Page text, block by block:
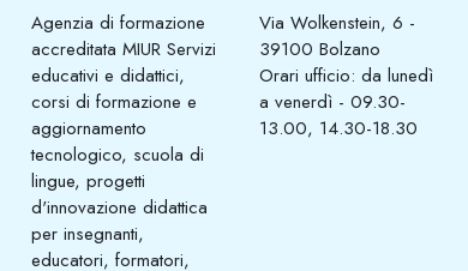
Agenzia di formazione
accreditata MIUR Servizi
educativi e didattici,
corsi di formazione e
aggiornamento
tecnologico, scuola di
lingue, progetti
d'innovazione didattica
per insegnanti,
educatori, formatori,
Via Wolkenstein, 6 -
39100 Bolzano
Orari ufficio: da lunedì
a venerdì - 09.30-
13.00, 14.30-18.30